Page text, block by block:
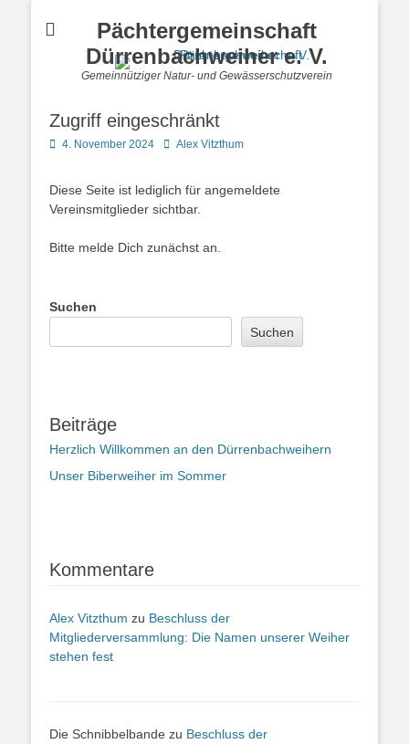
Pächtergemeinschaft
Dürrenbachweiher e. V.
Gemeinnütziger Natur- und Gewässerschutzverein
Zugriff eingeschränkt
Posted
4. November 2024 AutorAlex Vitzthum
Diese Seite ist lediglich für angemeldete
Vereinsmitglieder sichtbar.
Bitte melde Dich zunächst an.
Suchen
Suchen
Beiträge
Herzlich Willkommen an den Dürrenbachweihern
Unser Biberweiher im Sommer
Kommentare
Alex Vitzthum zu Beschluss der
Mitgliederversammlung: Die Namen unserer Weiher
stehen fest
Die Schnibbelbande zu Beschluss der